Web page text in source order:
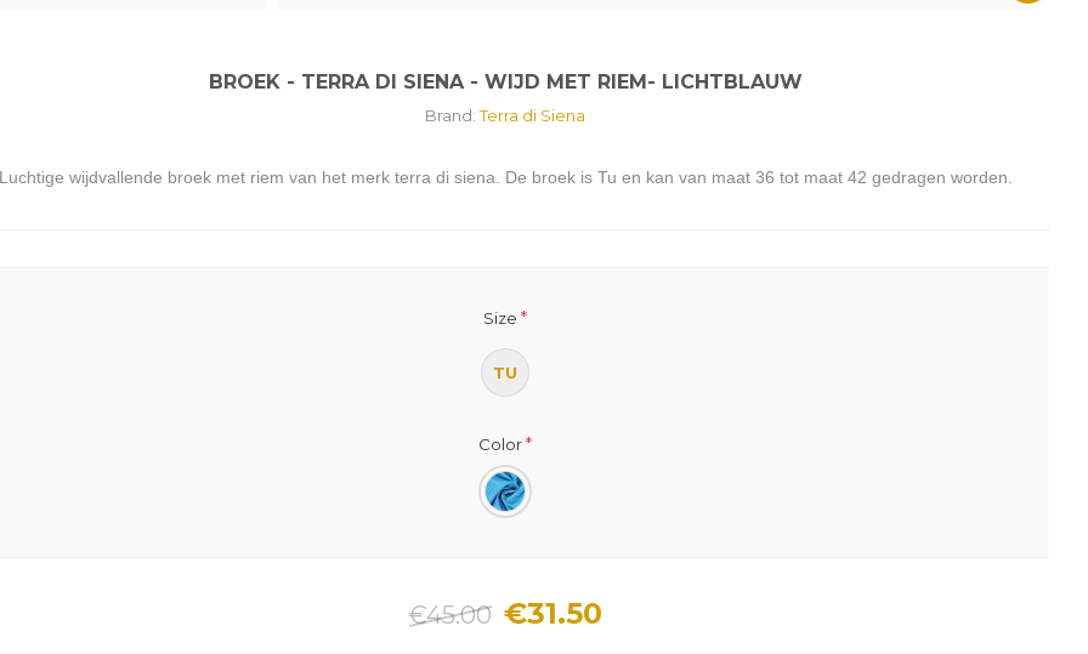
BROEK - TERRA DI SIENA - WIJD MET RIEM- LICHTBLAUW
Brand: Terra di Siena
wijdvallende broek met riem van het merk terra di siena. De broek is Tu en kan van maat 36 tot maat 42 gedragen worden.
Size *
TU
Color*
€45.00 €31.50